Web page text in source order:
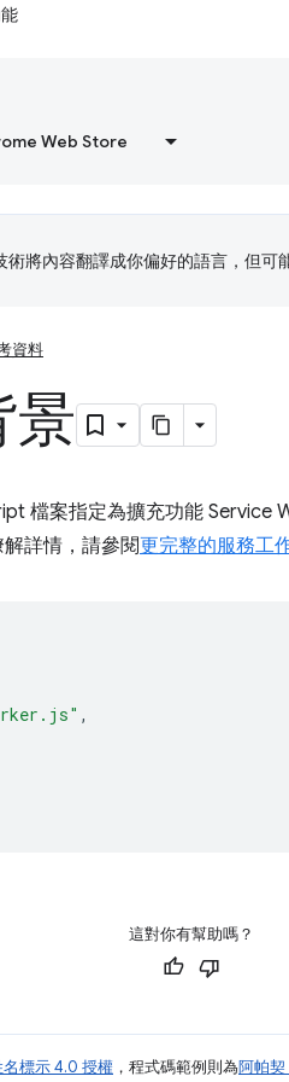
Web Store
將內容翻譯成你偏好的語言，但可
資料
景
檔案指定為擴充功能 Service
詳情，請參閱更完整的服務工
,
這對你有幫助嗎？
標示 4.0 授權 ，程式碼範例則為阿帕